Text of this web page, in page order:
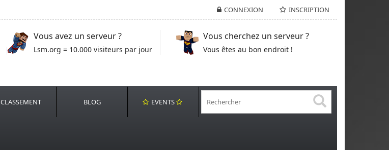
CONNEXION INSCRIPTION
Vous avez un serveur ?
Lsm.org = 10.000 visiteurs par jour
Vous cherchez un serveur ?
Vous êtes au bon endroit !
CLASSEMENT BLOG EVENTS